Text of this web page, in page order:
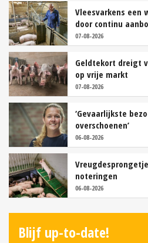
Vleesvarkens een
door continu
07-08-2026
Geldtekort dreigt
op vrije markt
07-08-2026
‘Gevaarlijkste
overschoenen’
06-08-2026
noteringen
06-08-2026
Blijf up-to-date!